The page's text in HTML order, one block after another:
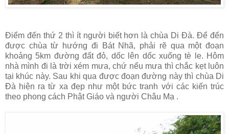
Điểm đến thứ 2 thì ít người biết hơn là chùa Di Đà. Để đến
được chùa từ hướng đi Bát Nhã, phải rẽ qua một đoạn
khoảng 5km đường đất đỏ, dốc lên dốc xuống tè le. Hôm
nhà mình đi là trời xém mưa, chứ nếu mưa thì chắc kẹt luôn
tại khúc này. Sau khi qua được đoạn đường này thì chùa Di
Đà hiện ra từ xa đẹp như một bức tranh với các kiến trúc
theo phong cách Phật Giáo và người Châu Mạ .